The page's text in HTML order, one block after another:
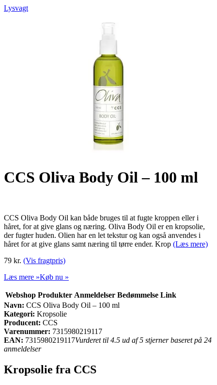
Lysvagt
CCS Oliva Body Oil – 100 ml
CCS Oliva Body Oil kan både bruges til at fugte kroppen eller i
håret, for at give glans og næring. Oliva Body Oil er en kropsolie,
der fugter huden. Olien har en let tekstur og kan også anvendes i
håret for at give glans samt næring til tørre ender. Krop (Læs mere)
79 kr. (Vis fragtpris)
Læs mere »Køb nu »
Webshop Produkter Anmeldelser Bedømmelse Link
Navn: CCS Oliva Body Oil – 100 ml
Kategori: Kropsolie
Producent: CCS
Varenummer: 7315980219117
EAN: 7315980219117Vurderet til 4.5 ud af 5 stjerner baseret på 24
anmeldelser
Kropsolie fra CCS